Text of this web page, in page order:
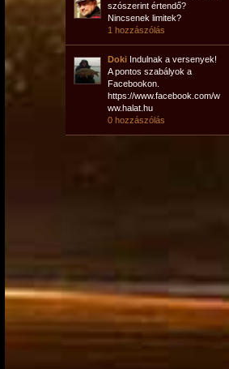
szószerint értendő?
Nincsenek limitek?
1 hozzászólás
Doki Indulnak a versenyek!
A pontos szabályok a
Facebookon.
https://www.facebook.com/w
ww.halat.hu
0 hozzászólás